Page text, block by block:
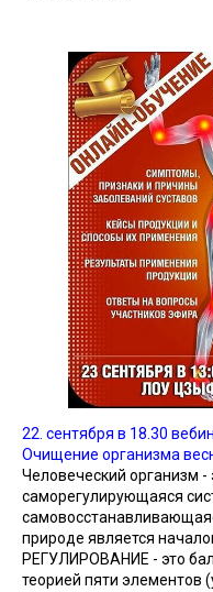
22. сентября в 18.30
Очищение организма
Человеческий организм -
саморегулирующаяся
природе является
РЕГУЛИРОВАНИЕ - это
теорией пяти элементов